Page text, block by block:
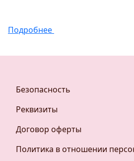
Подробнее
Безопасность
Реквизиты
Договор оферты
Политика в отношении